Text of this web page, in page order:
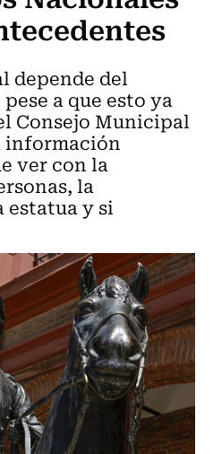
depende del
a que esto ya
Consejo Municipal
información
ver con la
la
estatua y si